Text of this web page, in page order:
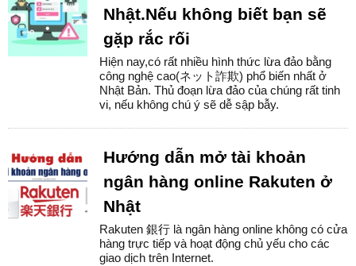
Nhật.Nếu không biết bạn sẽ
gặp rắc rối
Hiện nay,có rất nhiều hình thức lừa đảo bằng
công nghệ cao(ネット詐欺) phổ biến nhất ở
Nhật Bản. Thủ đoạn lừa đảo của chúng rất tinh
vi, nếu không chú ý sẽ dễ sập bẫy.
Hướng dẫn mở tài khoản
ngân hàng online Rakuten ở
Nhật
Rakuten 銀行 là ngân hàng online không có cửa
hàng trực tiếp và hoạt động chủ yếu cho các
giao dịch trên Internet.